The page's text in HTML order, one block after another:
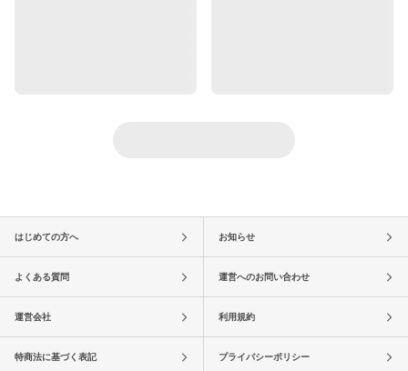
はじめての方へ お知らせ
よくある質問 運営へのお問い合わせ
運営会社 利用規約
特商法に基づく表記 プライバシーポリシー